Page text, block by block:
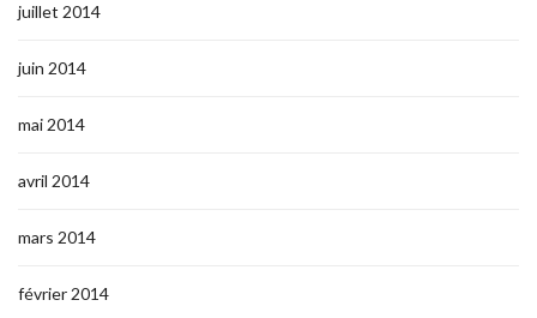
juillet 2014
juin 2014
mai 2014
avril 2014
mars 2014
février 2014